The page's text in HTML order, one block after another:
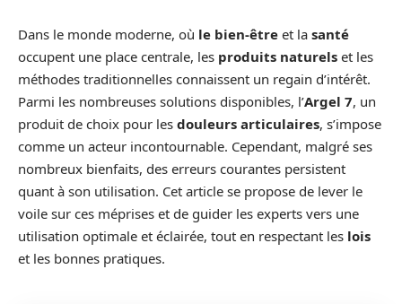
Dans le monde moderne, où le bien-être et la santé
occupent une place centrale, les produits naturels et les
méthodes traditionnelles connaissent un regain d’intérêt.
Parmi les nombreuses solutions disponibles, l’Argel 7, un
produit de choix pour les douleurs articulaires, s’impose
comme un acteur incontournable. Cependant, malgré ses
nombreux bienfaits, des erreurs courantes persistent
quant à son utilisation. Cet article se propose de lever le
voile sur ces méprises et de guider les experts vers une
utilisation optimale et éclairée, tout en respectant les lois
et les bonnes pratiques.